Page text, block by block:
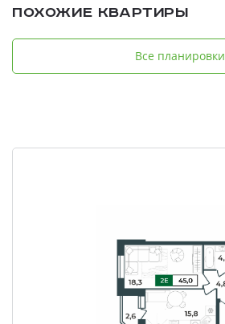
Похожие квартиры
Все планировки